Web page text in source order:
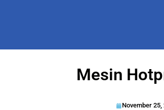
Mesin
November 25,